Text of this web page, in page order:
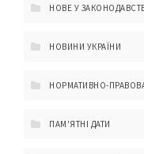
НОВЕ У
НОВИНИ УКРАЇНИ
НОРМАТИВНО-
ПАМ'ЯТНІ ДАТИ